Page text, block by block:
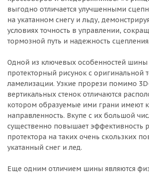
выгодно отличается улучшенными
на укатанном снегу и льду,
условиях точность в управлении,
тормозной путь и надежность сцепления.
Одной из ключевых особенностей шины
протекторный рисунок с оригинальной
ламелизации. Узкие прорези помимо
вертикальных стенок отличаются
котором образуемые ими грани имеют
направленность. Вкупе с их большой
существенно повышает эффективность
протектора на таких очень скользких
укатанный снег и лед.
Еще одним отличием шины являются